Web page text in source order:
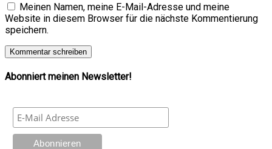
Meinen Namen, meine E-Mail-Adresse und meine
Website in diesem Browser für die nächste Kommentierung
speichern.
Abonniert meinen Newsletter!